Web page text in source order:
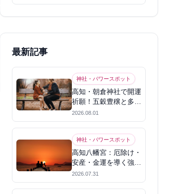
最新記事
神社・パワースポット
高知・朝倉神社で開運
祈願！五穀豊穣と多幸
を呼ぶパワースポット
2026.08.01
神社・パワースポット
高知八幡宮：厄除け・
安産・金運を導く強力
パワースポット
2026.07.31